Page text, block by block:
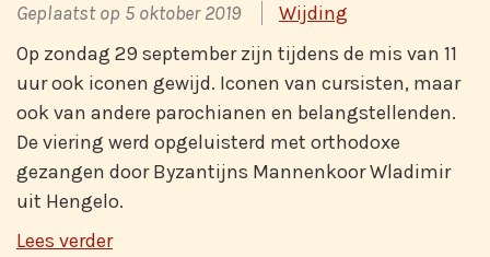
Geplaatst op 5 oktober 2019
Wijding
Op zondag 29 september zijn tijdens de mis van 11
uur ook iconen gewijd. Iconen van cursisten, maar
ook van andere parochianen en belangstellenden.
De viering werd opgeluisterd met orthodoxe
gezangen door Byzantijns Mannenkoor Wladimir
uit Hengelo.
Lees verder